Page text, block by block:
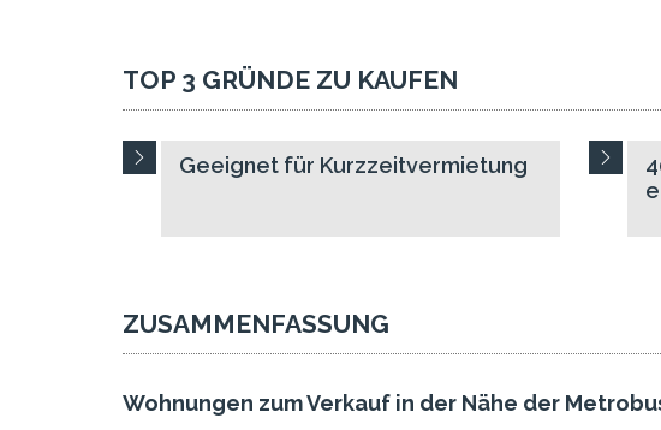
TOP 3 GRÜNDE ZU KAUFEN
Geeignet für Kurzzeitvermietung
ZUSAMMENFASSUNG
Wohnungen zum Verkauf in der Nähe der